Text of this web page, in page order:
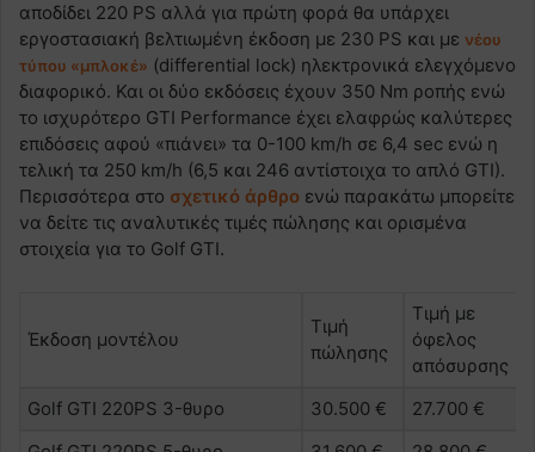
αποδίδει 220 PS αλλά για πρώτη φορά θα υπάρχει
εργοστασιακή βελτιωμένη έκδοση με 230 PS και με νέου
τύπου «μπλοκέ» (differential lock) ηλεκτρονικά ελεγχόμενο
διαφορικό. Και οι δύο εκδόσεις έχουν 350 Nm ροπής ενώ
το ισχυρότερο GTI Performance έχει ελαφρώς καλύτερες
επιδόσεις αφού «πιάνει» τα 0-100 km/h σε 6,4 sec ενώ η
τελική τα 250 km/h (6,5 και 246 αντίστοιχα το απλό GTI).
Περισσότερα στο σχετικό άρθρο ενώ παρακάτω μπορείτε
να δείτε τις αναλυτικές τιμές πώλησης και ορισμένα
στοιχεία για το Golf GTI.
Έκδοση μοντέλου
Τιμή
πώλησης
Τιμή με
όφελος
απόσυρσης
Golf GTI 220PS 3-θυρο
30.500 €
27.700 €